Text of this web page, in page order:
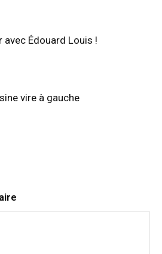
avec Édouard Louis !
vire à gauche